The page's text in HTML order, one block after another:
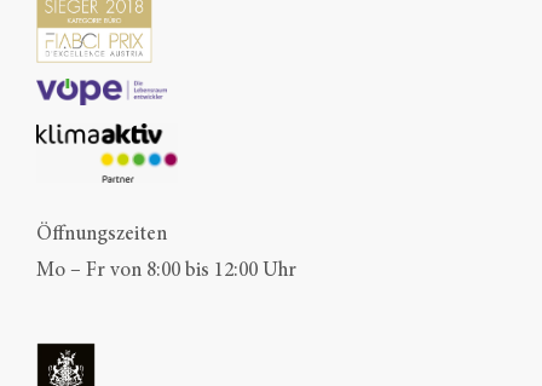
Öffnungszeiten
Mo – Fr von 8:00 bis 12:00 Uhr